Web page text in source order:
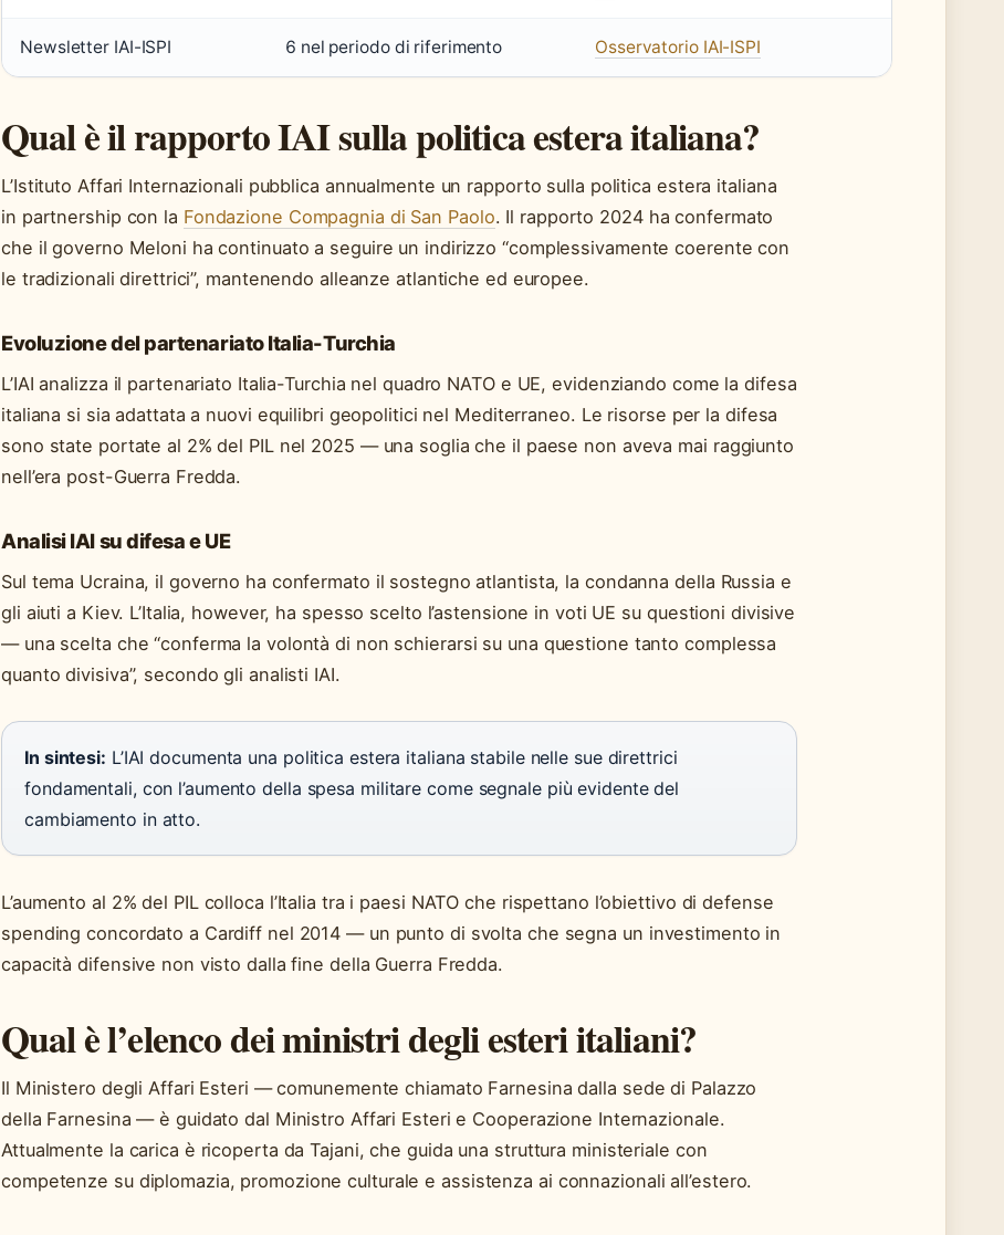
Newsletter IAI-ISPI 6 nel periodo di riferimento Osservatorio IAI-ISPI
Qual è il rapporto IAI sulla politica estera italiana?
L’Istituto Affari Internazionali pubblica annualmente un rapporto sulla politica estera italiana
in partnership con la Fondazione Compagnia di San Paolo. Il rapporto 2024 ha confermato
che il governo Meloni ha continuato a seguire un indirizzo “complessivamente coerente con
le tradizionali direttrici”, mantenendo alleanze atlantiche ed europee.
Evoluzione del partenariato Italia-Turchia
L’IAI analizza il partenariato Italia-Turchia nel quadro NATO e UE, evidenziando come la difesa
italiana si sia adattata a nuovi equilibri geopolitici nel Mediterraneo. Le risorse per la difesa
sono state portate al 2% del PIL nel 2025 — una soglia che il paese non aveva mai raggiunto
nell’era post-Guerra Fredda.
Analisi IAI su difesa e UE
Sul tema Ucraina, il governo ha confermato il sostegno atlantista, la condanna della Russia e
gli aiuti a Kiev. L’Italia, however, ha spesso scelto l’astensione in voti UE su questioni divisive
— una scelta che “conferma la volontà di non schierarsi su una questione tanto complessa
quanto divisiva”, secondo gli analisti IAI.
In sintesi: L’IAI documenta una politica estera italiana stabile nelle sue direttrici
fondamentali, con l’aumento della spesa militare come segnale più evidente del
cambiamento in atto.
L’aumento al 2% del PIL colloca l’Italia tra i paesi NATO che rispettano l’obiettivo di defense
spending concordato a Cardiff nel 2014 — un punto di svolta che segna un investimento in
capacità difensive non visto dalla fine della Guerra Fredda.
Qual è l’elenco dei ministri degli esteri italiani?
Il Ministero degli Affari Esteri — comunemente chiamato Farnesina dalla sede di Palazzo
della Farnesina — è guidato dal Ministro Affari Esteri e Cooperazione Internazionale.
Attualmente la carica è ricoperta da Tajani, che guida una struttura ministeriale con
competenze su diplomazia, promozione culturale e assistenza ai connazionali all’estero.